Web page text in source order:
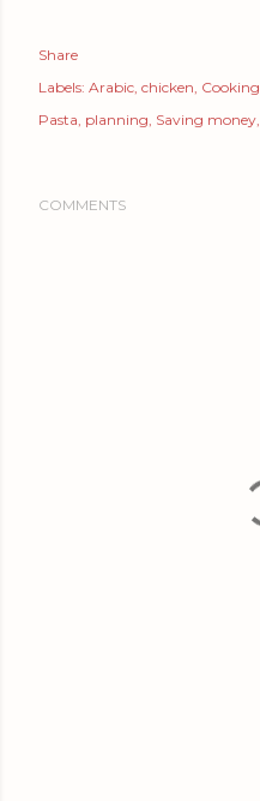
Share
Labels: Arabic chicken Cooking
Pasta planning Saving money
COMMENTS